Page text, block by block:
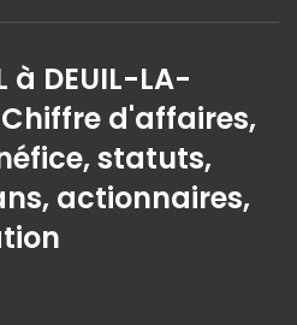
à DEUIL-LA-
Chiffre d'affaires,
statuts,
actionnaires,